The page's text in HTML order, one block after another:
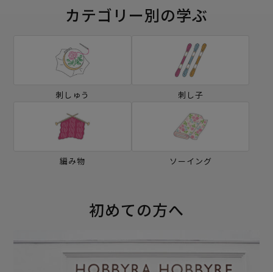
カテゴリー別の学ぶ
刺しゅう 刺し子
編み物 ソーイング
初めての方へ